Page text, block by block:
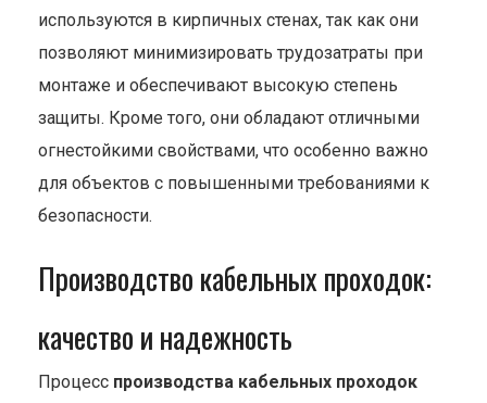
используются в кирпичных стенах, так как они
позволяют минимизировать трудозатраты при
монтаже и обеспечивают высокую степень
защиты. Кроме того, они обладают отличными
огнестойкими свойствами, что особенно важно
для объектов с повышенными требованиями к
безопасности.
Производство кабельных проходок:
качество и надежность
Процесс производства кабельных проходок